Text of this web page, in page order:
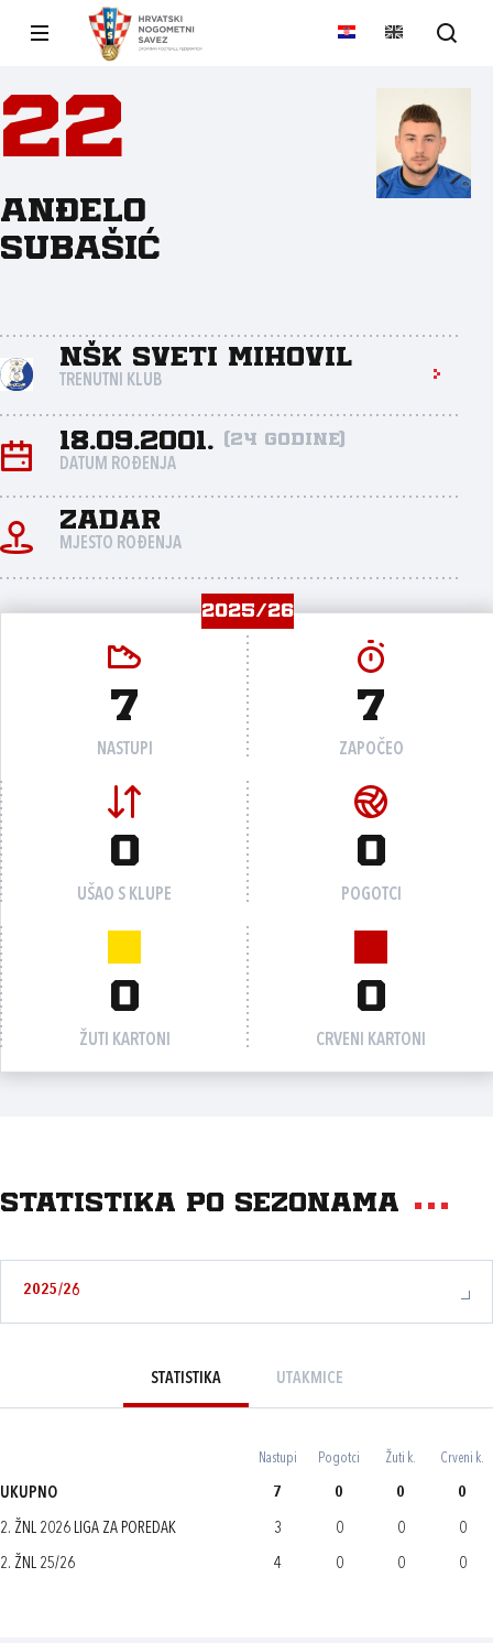
22
Anđelo
Subašić
NŠK Sveti Mihovil
TRENUTNI KLUB
18.09.2001. (24 godine)
DATUM ROĐENJA
Zadar
MJESTO ROĐENJA
2025/26
7
NASTUPI
7
ZAPOČEO
0
UŠAO S KLUPE
0
POGOTCI
0
ŽUTI KARTONI
0
CRVENI KARTONI
Statistika po sezonama
2025/26
STATISTIKA UTAKMICE
Nastupi Pogotci Žuti k. Crveni k.
UKUPNO 7 0 0 0
2. ŽNL 2026 LIGA ZA POREDAK 3 0 0 0
2. ŽNL 25/26 4 0 0 0